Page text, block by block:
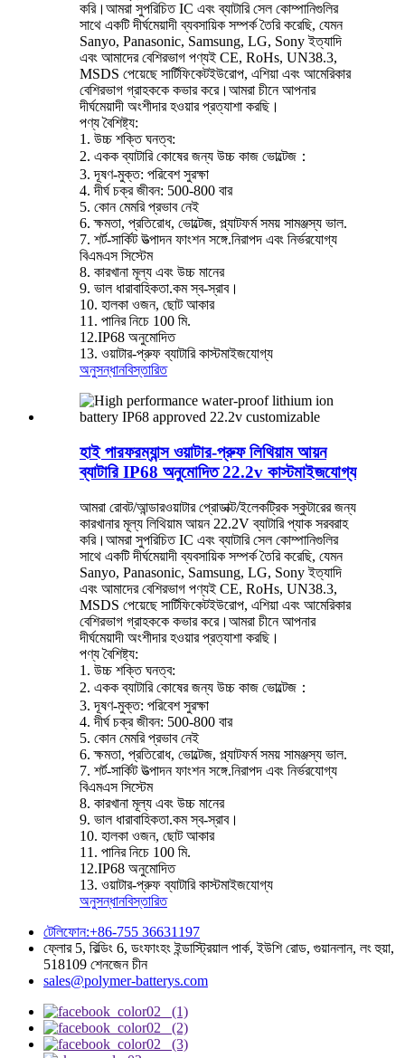
করি।আমরা সুপরিচিত IC এবং ব্যাটারি সেল কোম্পানিগুলির
সাথে একটি দীর্ঘমেয়াদী ব্যবসায়িক সম্পর্ক তৈরি করেছি, যেমন
Sanyo, Panasonic, Samsung, LG, Sony ইত্যাদি
এবং আমাদের বেশিরভাগ পণ্যই CE, RoHs, UN38.3,
MSDS পেয়েছে সার্টিফিকেটইউরোপ, এশিয়া এবং আমেরিকার
বেশিরভাগ গ্রাহককে কভার করে।আমরা চীনে আপনার
দীর্ঘমেয়াদী অংশীদার হওয়ার প্রত্যাশা করছি।
পণ্য বৈশিষ্ট্য:
1. উচ্চ শক্তি ঘনত্ব:
2. একক ব্যাটারি কোষের জন্য উচ্চ কাজ ভোল্টেজ：
3. দূষণ-মুক্ত: পরিবেশ সুরক্ষা
4. দীর্ঘ চক্র জীবন: 500-800 বার
5. কোন মেমরি প্রভাব নেই
6. ক্ষমতা, প্রতিরোধ, ভোল্টেজ, প্ল্যাটফর্ম সময় সামঞ্জস্য ভাল.
7. শর্ট-সার্কিট উত্পাদন ফাংশন সঙ্গে.নিরাপদ এবং নির্ভরযোগ্য
বিএমএস সিস্টেম
8. কারখানা মূল্য এবং উচ্চ মানের
9. ভাল ধারাবাহিকতা.কম স্ব-স্রাব।
10. হালকা ওজন, ছোট আকার
11. পানির নিচে 100 মি.
12.IP68 অনুমোদিত
13. ওয়াটার-প্রুফ ব্যাটারি কাস্টমাইজযোগ্য
অনুসন্ধানবিস্তারিত
হাই পারফরম্যান্স ওয়াটার-প্রুফ লিথিয়াম আয়ন
ব্যাটারি IP68 অনুমোদিত 22.2v কাস্টমাইজযোগ্য
আমরা রোবট/আন্ডারওয়াটার প্রোডাক্ট/ইলেকট্রিক স্কুটারের জন্য
কারখানার মূল্য লিথিয়াম আয়ন 22.2V ব্যাটারি প্যাক সরবরাহ
করি।আমরা সুপরিচিত IC এবং ব্যাটারি সেল কোম্পানিগুলির
সাথে একটি দীর্ঘমেয়াদী ব্যবসায়িক সম্পর্ক তৈরি করেছি, যেমন
Sanyo, Panasonic, Samsung, LG, Sony ইত্যাদি
এবং আমাদের বেশিরভাগ পণ্যই CE, RoHs, UN38.3,
MSDS পেয়েছে সার্টিফিকেটইউরোপ, এশিয়া এবং আমেরিকার
বেশিরভাগ গ্রাহককে কভার করে।আমরা চীনে আপনার
দীর্ঘমেয়াদী অংশীদার হওয়ার প্রত্যাশা করছি।
পণ্য বৈশিষ্ট্য:
1. উচ্চ শক্তি ঘনত্ব:
2. একক ব্যাটারি কোষের জন্য উচ্চ কাজ ভোল্টেজ：
3. দূষণ-মুক্ত: পরিবেশ সুরক্ষা
4. দীর্ঘ চক্র জীবন: 500-800 বার
5. কোন মেমরি প্রভাব নেই
6. ক্ষমতা, প্রতিরোধ, ভোল্টেজ, প্ল্যাটফর্ম সময় সামঞ্জস্য ভাল.
7. শর্ট-সার্কিট উত্পাদন ফাংশন সঙ্গে.নিরাপদ এবং নির্ভরযোগ্য
বিএমএস সিস্টেম
8. কারখানা মূল্য এবং উচ্চ মানের
9. ভাল ধারাবাহিকতা.কম স্ব-স্রাব।
10. হালকা ওজন, ছোট আকার
11. পানির নিচে 100 মি.
12.IP68 অনুমোদিত
13. ওয়াটার-প্রুফ ব্যাটারি কাস্টমাইজযোগ্য
অনুসন্ধানবিস্তারিত
টেলিফোন:+86-755 36631197
ফ্লোর 5, বিল্ডিং 6, ডংফাংহং ইন্ডাস্ট্রিয়াল পার্ক, ইউশি রোড, গুয়ানলান, লং হুয়া,
518109 শেনজেন চীন
sales@polymer-batterys.com